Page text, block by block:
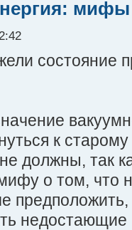
состояние
к
должны, так
о том, что
недостающие